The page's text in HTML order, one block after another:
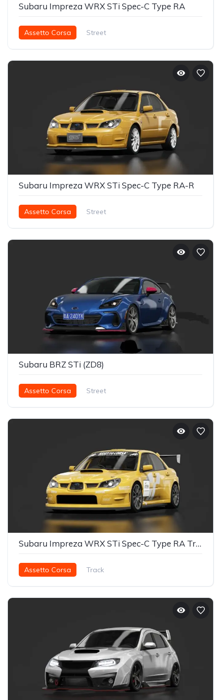
Subaru Impreza WRX STi Spec-C Type RA
Assetto Corsa Street
Subaru Impreza WRX STi Spec-C Type RA-R
Assetto Corsa Street
Subaru BRZ STi (ZD8)
Assetto Corsa Street
Subaru Impreza WRX STi Spec-C Type RA Track
Assetto Corsa Track